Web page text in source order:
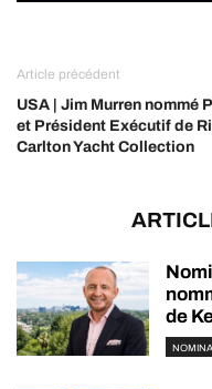
Article précédent
USA | Jim Murren nommé
et Président Exécutif de
Carlton Yacht Collection
de